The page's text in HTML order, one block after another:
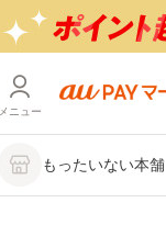
メニュー
もったいない本舗